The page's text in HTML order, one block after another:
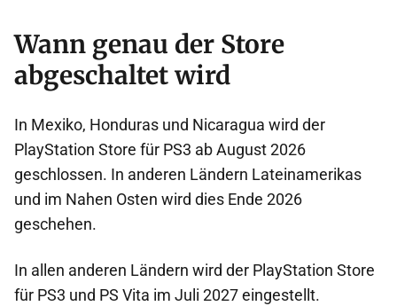
Wann genau der Store
abgeschaltet wird
In Mexiko, Honduras und Nicaragua wird der
PlayStation Store für PS3 ab August 2026
geschlossen. In anderen Ländern Lateinamerikas
und im Nahen Osten wird dies Ende 2026
geschehen.
In allen anderen Ländern wird der PlayStation Store
für PS3 und PS Vita im Juli 2027 eingestellt.